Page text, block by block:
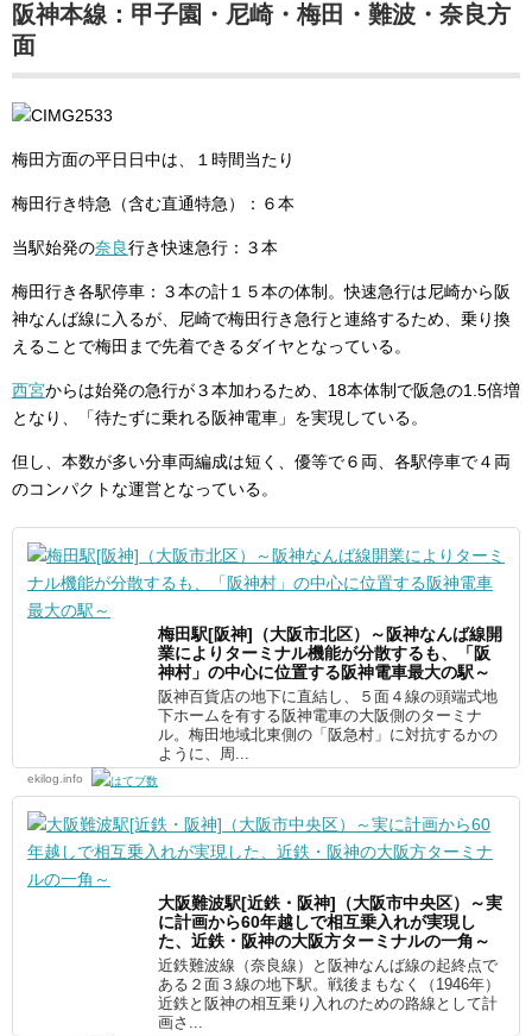
阪神本線：甲子園・尼崎・梅田・難波・奈良方
面
梅田方面の平日日中は、１時間当たり
梅田行き特急（含む直通特急）：６本
当駅始発の奈良行き快速急行：３本
梅田行き各駅停車：３本の計１５本の体制。快速急行は尼崎から阪
神なんば線に入るが、尼崎で梅田行き急行と連絡するため、乗り換
えることで梅田まで先着できるダイヤとなっている。
西宮からは始発の急行が３本加わるため、18本体制で阪急の1.5倍増
となり、「待たずに乗れる阪神電車」を実現している。
但し、本数が多い分車両編成は短く、優等で６両、各駅停車で４両
のコンパクトな運営となっている。
梅田駅[阪神]（大阪市北区）～阪神なんば線開
業によりターミナル機能が分散するも、「阪
神村」の中心に位置する阪神電車最大の駅～
阪神百貨店の地下に直結し、５面４線の頭端式地
下ホームを有する阪神電車の大阪側のターミナ
ル。梅田地域北東側の「阪急村」に対抗するかの
ように、周...
ekilog.info
大阪難波駅[近鉄・阪神]（大阪市中央区）～実
に計画から60年越しで相互乗入れが実現し
た、近鉄・阪神の大阪方ターミナルの一角～
近鉄難波線（奈良線）と阪神なんば線の起終点で
ある２面３線の地下駅。戦後まもなく（1946年）
近鉄と阪神の相互乗り入れのための路線として計
画さ...